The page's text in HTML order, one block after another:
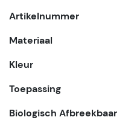
Artikelnummer
Materiaal
Kleur
Toepassing
Biologisch Afbreekbaar